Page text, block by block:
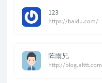
123
https://baidu.com/
阵雨兄
http://blog.alttt.com